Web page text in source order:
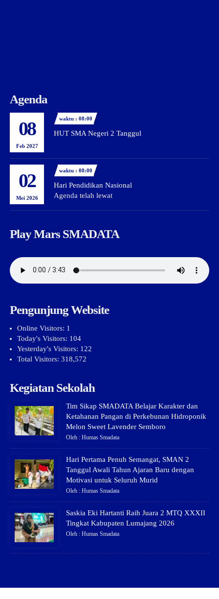
Agenda
08
Feb 2027
waktu : 08:00
HUT SMA Negeri 2 Tanggul
02
Mei 2026
waktu : 08:00
Hari Pendidikan Nasional
Agenda telah lewat
Play Mars SMADATA
Pengunjung Website
Online Visitors: 1
Today's Visitors: 104
Yesterday's Visitors: 122
Total Visitors: 318,572
Kegiatan Sekolah
Tim Sikap SMADATA Belajar Karakter dan
Ketahanan Pangan di Perkebunan Hidroponik
Melon Sweet Lavender Semboro
Oleh : Humas Smadata
Hari Pertama Penuh Semangat, SMAN 2
Tanggul Awali Tahun Ajaran Baru dengan
Motivasi untuk Seluruh Murid
Oleh : Humas Smadata
Saskia Eki Hartanti Raih Juara 2 MTQ XXXII
Tingkat Kabupaten Lumajang 2026
Oleh : Humas Smadata